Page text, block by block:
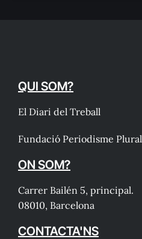
QUI SOM?
El Diari del Treball
Fundació Periodisme Plural
ON SOM?
Carrer Bailén 5, principal.
08010, Barcelona
CONTACTA'NS